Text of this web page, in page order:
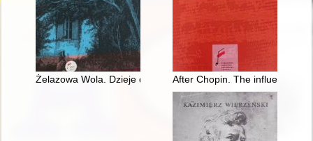
Żelazowa Wola. Dzieje domu ChopinaAfter Chopin. The influence of